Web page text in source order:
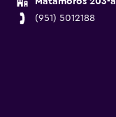
(951) 5012188